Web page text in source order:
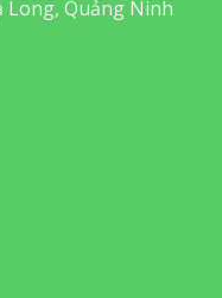
Long, Quảng Ninh